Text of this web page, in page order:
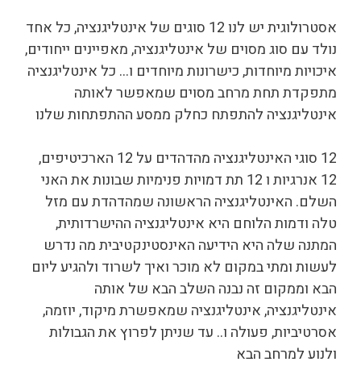
אסטרולוגית יש לנו 12 סוגים של אינטליגנציה, כל אחד
נולד עם סוג מסוים של אינטליגנציה, מאפיינים ייחודים,
איכויות מיוחדות, כישרונות מיוחדים ו… כל אינטליגנציה
מתפקדת תחת מרחב מסוים שמאפשר לאותה
אינטליגנציה להתפתח כחלק ממסע ההתפתחות שלנו
12 סוגי האינטליגנציה מהדהדים על 12 הארכיטיפים,
12 אנרגיות ו 12 תת דמויות פנימיות שבונות את האני
השלם. האינטליגנציה הראשונה שמהדהדת עם מזל
טלה ודמות הלוחם היא אינטליגנציה ההישרדותית,
המתנה שלה היא הידיעה האינסטינקטיבית מה נדרש
לעשות ומתי במקום לא מוכר ואיך לשרוד ולהגיע ליום
הבא וממקום זה נבנה השלב הבא של אותה
אינטליגנציה, אינטליגנציה שמאפשרת מיקוד, יוזמה,
אסרטיביות, פעולה ו.. עד שניתן לפרוץ את הגבולות
ולנוע למרחב הבא